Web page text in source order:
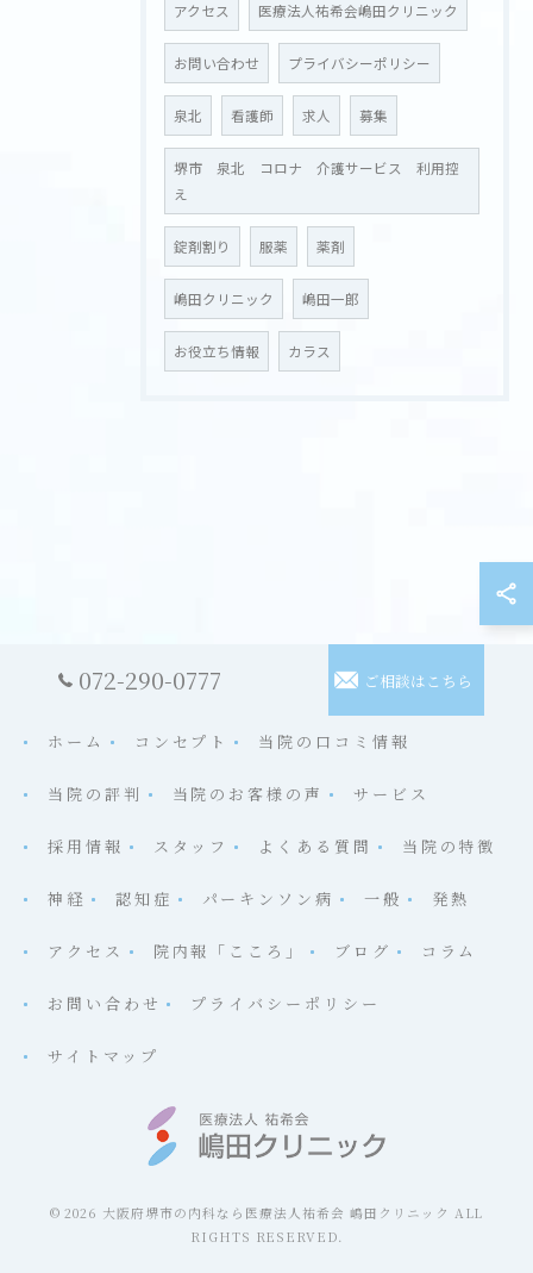
アクセス 医療法人祐希会嶋田クリニック
お問い合わせ プライバシーポリシー
泉北 看護師 求人 募集
堺市 泉北 コロナ 介護サービス 利用控
え
錠剤割り 服薬 薬剤
嶋田クリニック 嶋田一郎
お役立ち情報 カラス
072-290-0777 ご相談はこちら
ホーム コンセプト 当院の口コミ情報
当院の評判 当院のお客様の声 サービス
採用情報 スタッフ よくある質問 当院の特徴
神経 認知症 パーキンソン病 一般 発熱
アクセス 院内報「こころ」 ブログ コラム
お問い合わせ プライバシーポリシー
サイトマップ
© 2026 大阪府堺市の内科なら医療法人祐希会 嶋田クリニック ALL
RIGHTS RESERVED.